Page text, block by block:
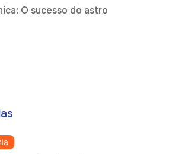
O sucesso do astro